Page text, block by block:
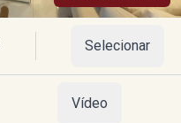
Selecionar
Vídeo